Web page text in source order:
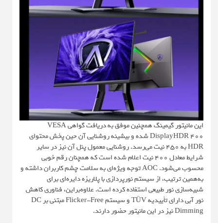
این مانیتور گیمینگ همچنین موفق به دریافت گواهی VESA
DisplayHDR 400 شده و بیشینه روشنایی آن حین پخش محتوای
HDR به ۴۵۰ نیت می‌رسد. روشنایی معمول پنل آن نیز در سایر
شرایط معادل ۴۰۰ نیت اعلام شده است که همچنان رقم خوبی
محسوب می‌شود. AOC توجه ویژه‌ای به سلامت چشم کاربران داشته و
به‌همین ترتیب، از سیستم نورپردازی با پلاریزه دایره‌ای برای
شبیه‌سازی نور طبیعی استفاده کرده است. علاوه‌براین، فناوری کاهش
نور آبی دارای تأییدیه TÜV و سیستم Flicker-Free مبتنی بر DC
Dimming نیز در این مانیتور حضور دارند.